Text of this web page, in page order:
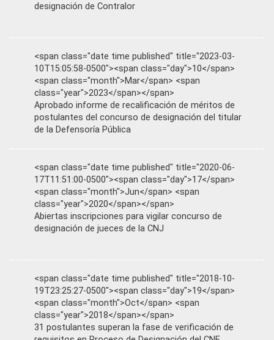
designación de Contralor
<span class="date time published" title="2023-03-
10T15:05:58-0500"><span class="day">10</span>
<span class="month">Mar</span> <span
class="year">2023</span></span>
Aprobado informe de recalificación de méritos de
postulantes del concurso de designación del titular
de la Defensoría Pública
<span class="date time published" title="2020-06-
17T11:51:00-0500"><span class="day">17</span>
<span class="month">Jun</span> <span
class="year">2020</span></span>
Abiertas inscripciones para vigilar concurso de
designación de jueces de la CNJ
<span class="date time published" title="2018-10-
19T23:25:27-0500"><span class="day">19</span>
<span class="month">Oct</span> <span
class="year">2018</span></span>
31 postulantes superan la fase de verificación de